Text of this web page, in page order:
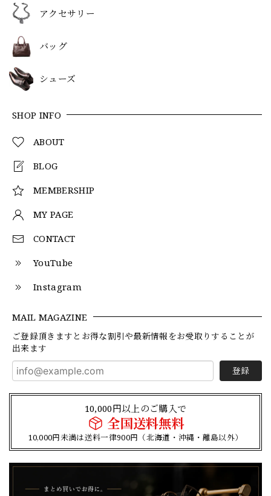
アクセサリー
バッグ
シューズ
SHOP INFO
ABOUT
BLOG
MEMBERSHIP
MY PAGE
CONTACT
YouTube
Instagram
MAIL MAGAZINE
ご登録頂きますとお得な割引や最新情報をお受取りすることが
出来ます
登録
10,000円以上のご購入で
全国送料無料
10,000円未満は送料一律900円（北海道・沖縄・離島以外）